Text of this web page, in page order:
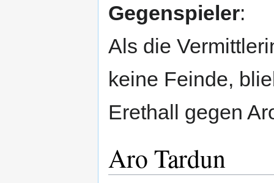
Gegenspieler:
Als die
keine Feinde,
Erethall gegen
Aro Tardun